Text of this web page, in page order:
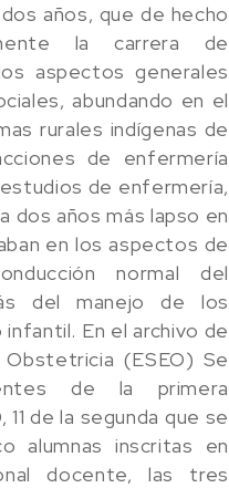
años, que de hecho
la carrera de
aspectos generales
abundando en el
rurales indígenas de
de enfermería
de enfermería,
dos años más lapso en
en los aspectos de
normal del
del manejo de los
En el archivo de
(ESEO) Se
de la primera
de la segunda que se
alumnas inscritas en
docente, las tres